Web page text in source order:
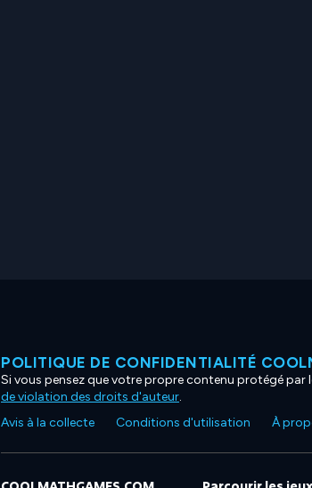
POLITIQUE DE CONFIDENTIALITÉ
Si vous pensez que votre propre contenu protégé par
de violation des droits d'auteur.
Avis à la collecte
Conditions d'utilisation À